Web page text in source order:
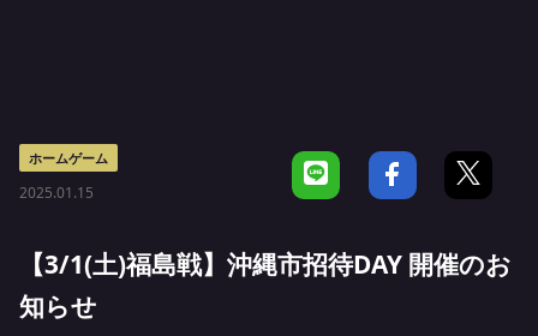
ホームゲーム
2025.01.15
【3/1(土)福島戦】沖縄市招待DAY 開催のお
知らせ